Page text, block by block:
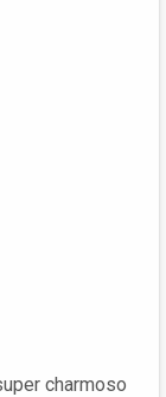
charmoso